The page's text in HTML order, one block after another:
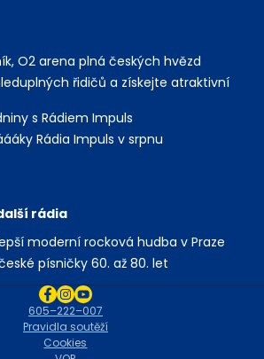
O2 arena plná českých hvězd
řidičů a získejte atraktivní
s Rádiem Impuls
Rádia Impuls v srpnu
rádia
moderní rocková hudba v Praze
písničky 60. až 80. let
Cookies
Pravidla soutěží
605–222–007